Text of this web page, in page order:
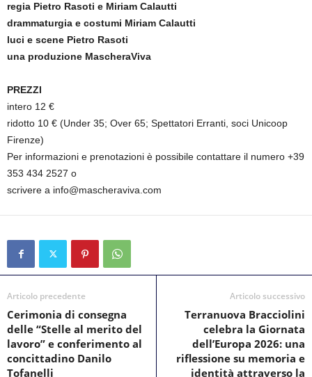
regia Pietro Rasoti e Miriam Calautti
drammaturgia e costumi Miriam Calautti
luci e scene Pietro Rasoti
una produzione MascheraViva
PREZZI
intero 12 €
ridotto 10 € (Under 35; Over 65; Spettatori Erranti, soci Unicoop
Firenze)
Per informazioni e prenotazioni è possibile contattare il numero +39
353 434 2527 o
scrivere a info@mascheraviva.com
Articolo precedente
Cerimonia di consegna
delle “Stelle al merito del
lavoro” e conferimento al
concittadino Danilo
Tofanelli
Articolo successivo
Terranuova Bracciolini
celebra la Giornata
dell’Europa 2026: una
riflessione su memoria e
identità attraverso la